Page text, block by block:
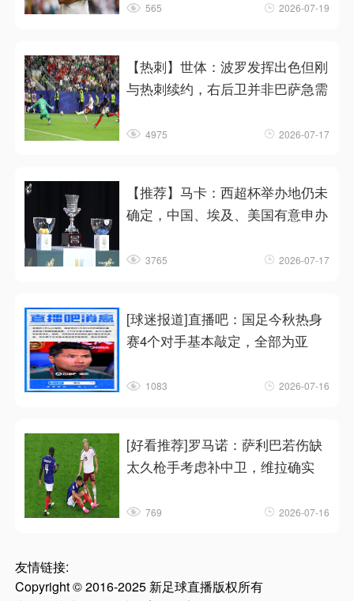
565 2026-07-19
【热刺】世体：波罗发挥出色但刚
与热刺续约，右后卫并非巴萨急需
4975 2026-07-17
【推荐】马卡：西超杯举办地仍未
确定，中国、埃及、美国有意申办
3765 2026-07-17
[球迷报道]直播吧：国足今秋热身
赛4个对手基本敲定，全部为亚
1083 2026-07-16
[好看推荐]罗马诺：萨利巴若伤缺
太久枪手考虑补中卫，维拉确实
769 2026-07-16
友情链接:
Copyright © 2016-2025 新足球直播版权所有